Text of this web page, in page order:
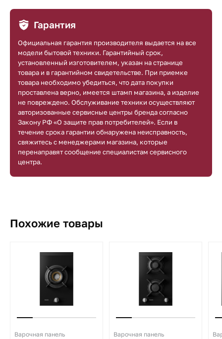
Гарантия
Официальная гарантия производителя выдается на все
модели бытовой техники. Гарантийный срок,
установленный изготовителем, указан на странице
товара и в гарантийном свидетельстве. При приемке
товара необходимо убедиться, что дата покупки
проставлена верно, имеется штамп магазина, а изделие
не повреждено. Обслуживание техники осуществляют
авторизованные сервисные центры бренда согласно
Закону РФ «О защите прав потребителей». Если в
течение срока гарантии обнаружена неисправность,
свяжитесь с менеджерами магазина, которые
перенаправят сообщение специалистам сервисного
центра.
Похожие товары
Варочная панель Варочная панель